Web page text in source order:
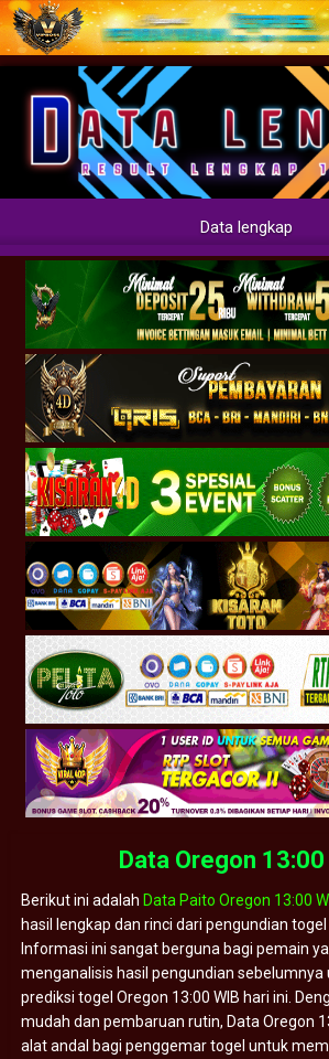
Data lengkap
Data Oregon 13:00
Berikut ini adalah Data Paito Oregon 13:00
hasil lengkap dan rinci dari pengundian togel
Informasi ini sangat berguna bagi pemain
menganalisis hasil pengundian
prediksi togel Oregon 13:00 WIB hari ini.
mudah dan pembaruan rutin, Data Oregon
alat andal bagi penggemar togel untuk